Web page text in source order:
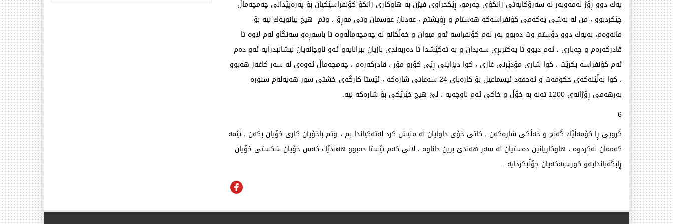
یەك دوو ڕۆژ لەمەوبەر لە سەرۆكایەتی زانكۆی چەرمو، ڕێكخراوی فیژن بە هاوكاری زانكۆ كۆنفراسێكیان بۆ پەرەپێدانی چەمچەماڵ
چێكردبوو ، من لە بەشی یەكەمی كۆنفراسەكە هەستام و ڕۆیشتم ، عەدنان عوسمان وتی مەڕۆ ، وتم هیچ بیانویەك نیە بۆ
مانەوەم، بەیەك دوو دۆستم وت دەبوو بەر لەم كۆنفراسە ئەو میوان و خەڵكانە لە چەمچەماڵەوە تا باسەڕەو سەنگاو لەم لاوە تا
قادركەرەم و چەباری ، ئەم دیوو تا یەكتربڕی سەیدان و بە تەكێشدا تا دەربەندی بازیان ببرانایەو ئەو ناوچانەیان نیشانبدرایە ئەو دەم
ئەم كۆنفراسە بكرێت ، كوا شاری مۆدێرنی غازی ، كوا دیزاینی ڕێی كۆرو مۆر ، قادركەرەم ، چەمچەماڵ ئەوەی لە سەر كاغەز هەبوو
، كوا بەڵێنەكەی حكومەت و ئەحمەد ئیسماعیل بۆ كارەبای 24 سەعاتی شارەكە ، ئێستا كارگەی خشتی سور هەیەلەم سنورە
بەرهەمی ڕۆژانەی 1200 تەنە بە خۆڵ و خاكی ئەم ناوچەیە ، لێ‌ هیچ خێرێكی بۆ شارەكە نیە.
6
گروپی ڕا كۆمەڵێك گەنج و خەڵكی شارەكەن ، كاتی خۆی داوایان لە منیش كرد لەتەكیاندا بم ، وتم باخۆیان كاری خۆیان بكەن ، ئێمە
كەممان نەكردوە ، هاوكاریانین دەستیان لە سەر هەندێ‌ برین داناوە ، لانی كەم ئێستا دەبوو هەندێك كەس خۆیان شكستی خۆیان
ڕابگەیاندایەو كورسیەكەیان چۆڵبكردایە .